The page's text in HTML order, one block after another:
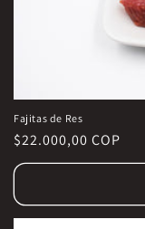
Fajitas de Res
Precio
habitual
$22.000,00 COP